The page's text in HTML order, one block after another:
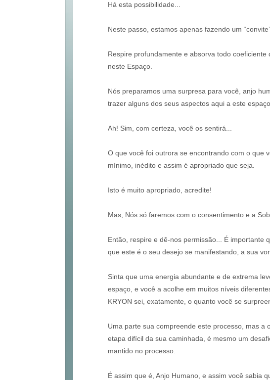
Há esta possibilidade...
Neste passo, estamos apenas fazendo um
Respire profundamente e absorva todo coeficiente
neste Espaço.
Nós preparamos uma surpresa para você, anjo
trazer alguns dos seus aspectos aqui a este
Ah! Sim, com certeza, você os sentirá...
O que você foi outrora se encontrando com o que
mínimo, inédito e assim é apropriado que seja.
Isto é muito apropriado, acredite!
Mas, Nós só faremos com o consentimento e a
Então, respire e dê-nos permissão... É importante
que este é o seu desejo se manifestando, a sua
Sinta que uma energia abundante e de extrema
espaço, e você a acolhe em muitos níveis
KRYON sei, exatamente, o quanto você se
Uma parte sua compreende este processo, mas a
etapa difícil da sua caminhada, é mesmo um
mantido no processo.
É assim que é, Anjo Humano, e assim você sabia